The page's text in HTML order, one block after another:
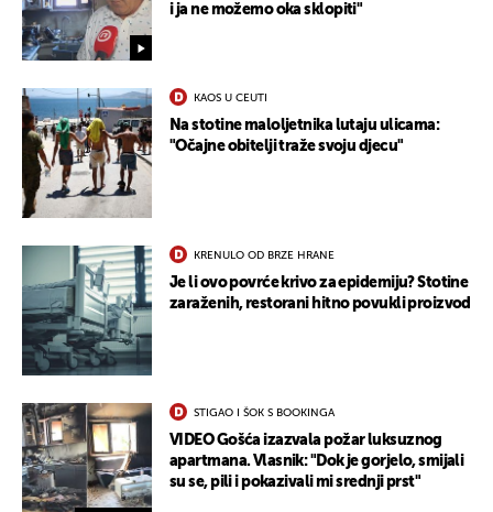
i ja ne možemo oka sklopiti"
KAOS U CEUTI
Na stotine maloljetnika lutaju ulicama:
"Očajne obitelji traže svoju djecu"
KRENULO OD BRZE HRANE
Je li ovo povrće krivo za epidemiju? Stotine
zaraženih, restorani hitno povukli proizvod
STIGAO I ŠOK S BOOKINGA
VIDEO Gošća izazvala požar luksuznog
apartmana. Vlasnik: "Dok je gorjelo, smijali
su se, pili i pokazivali mi srednji prst"